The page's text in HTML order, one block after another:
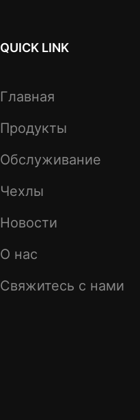
QUICK LINK
Главная
Продукты
Обслуживание
Чехлы
Новости
О нас
Свяжитесь с нами